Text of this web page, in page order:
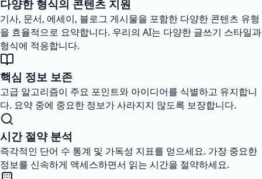
다양한 형식의 콘텐츠 지원
기사, 문서, 에세이, 블로그 게시물을 포함한 다양한 콘텐츠 유형
을 효율적으로 요약합니다. 우리의 AI는 다양한 글쓰기 스타일과
형식에 적응합니다.
핵심 정보 보존
고급 알고리즘이 주요 포인트와 아이디어를 식별하고 유지합니
다. 요약 중에 중요한 정보가 사라지지 않도록 보장합니다.
시간 절약 분석
즉각적인 단어 수 통계 및 가독성 지표를 얻으세요. 가장 중요한
정보를 신속하게 액세스하면서 읽는 시간을 절약하세요.